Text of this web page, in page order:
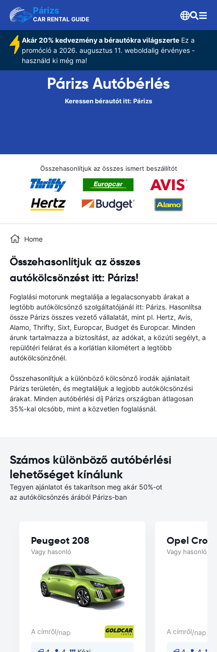
Párizs
CAR RENTAL GUIDE
Akár 20% kedvezmény a bérautókra világszerteEz a
promóció a 2026. augusztus 11. weboldalig érvényes -
használd ki még ma!
Párizs Autóbérlés
Keressen bérautót itt: Párizs
Összehasonlítjuk az összes ismert beszállítót
Home
Összehasonlítjuk az összes
autókölcsönzést itt: Párizs!
Foglalási motorunk megtalálja a legalacsonyabb árakat a
legtöbb autókölcsönző szolgáltatójánál itt: Párizs. Hasonlítsa
össze Párizs összes vezető vállalatát, mint pl. Hertz, Avis,
Alamo, Thrifty, Sixt, Europcar, Budget és Europcar. Minden
árunk tartalmazza a biztosítást, az adókat, a közúti segélyt, a
repülőtéri felárat és a korlátlan kilométert a legtöbb
autókölcsönzőnél.
Összehasonlítjuk a különböző kölcsönző irodák ajánlatait
Párizs területén, és megtaláljuk a legjobb autókölcsönzési
árakat. Minden autóbérlési díj Párizs országban átlagosan
35%-kal olcsóbb, mint a közvetlen foglalásnál.
Számos különböző autóbérlési
lehetőséget kínálunk
Tegyen ajánlatot és takarítson meg akár 50%-ot
az autókölcsönzés árából Párizs-ban
Peugeot 208
Vagy hasonló
A címről/nap
Opel
Vagy hasonló
A címről/nap